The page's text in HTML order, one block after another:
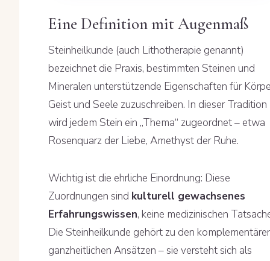
Eine Definition mit Augenmaß
Steinheilkunde (auch Lithotherapie genannt)
bezeichnet die Praxis, bestimmten Steinen und
Mineralen unterstützende Eigenschaften für
Geist und Seele zuzuschreiben. In dieser Tradition
wird jedem Stein ein „Thema“ zugeordnet – etwa
Rosenquarz der Liebe, Amethyst der Ruhe.
Wichtig ist die ehrliche Einordnung: Diese
Zuordnungen sind kulturell gewachsenes
Erfahrungswissen, keine medizinischen
Die Steinheilkunde gehört zu den
ganzheitlichen Ansätzen – sie versteht sich als